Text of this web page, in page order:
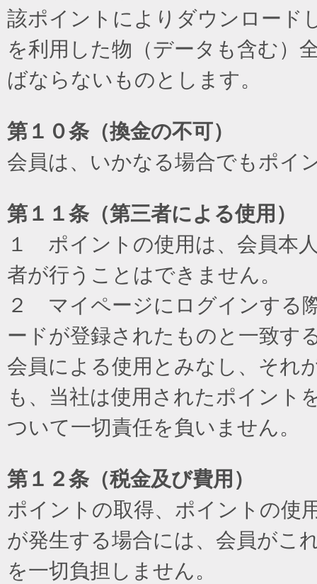
該ポイントによりダウンロード
を利用した物（データも含む）
ばならないものとします。
第１０条（換金の不可）
会員は、いかなる場合でもポイ
第１１条（第三者による使用）
１ ポイントの使用は、会員本
者が行うことはできません。
２ マイページにログインする
ードが登録されたものと一致す
会員による使用とみなし、それ
も、当社は使用されたポイント
ついて一切責任を負いません。
第１２条（税金及び費用）
ポイントの取得、ポイントの使
が発生する場合には、会員がこ
を一切負担しません。